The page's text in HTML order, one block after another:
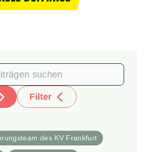
Filter
des KV Frankfurt